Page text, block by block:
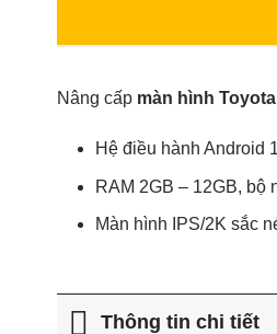
Nâng cấp màn hình
Hệ điều hành Android
RAM 2GB – 12GB,
Màn hình IPS/2K sắc
Thông tin chi tiết